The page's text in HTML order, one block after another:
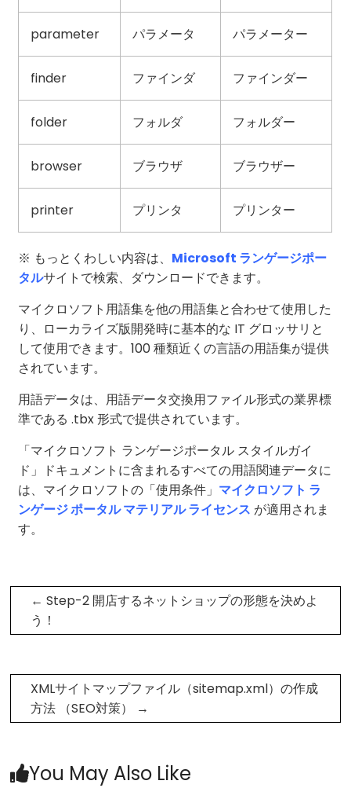
parameter パラメータ パラメーター
finder ファインダ ファインダー
folder フォルダ フォルダー
browser ブラウザ ブラウザー
printer プリンタ プリンター
※ もっとくわしい内容は、 Microsoft ランゲージポー
タルサイトで検索、ダウンロードできます。
マイクロソフト用語集を他の用語集と合わせて使用した
り、ローカライズ版開発時に基本的な IT グロッサリと
して使用できます。100 種類近くの言語の用語集が提供
されています。
用語データは、用語データ交換用ファイル形式の業界標
準である .tbx 形式で提供されています。
「マイクロソフト ランゲージポータル スタイルガイ
ド」ドキュメントに含まれるすべての用語関連データに
は、マイクロソフトの「使用条件」 マイクロソフト ラ
ンゲージ ポータル マテリアル ライセンス が適用されま
す。
← Step-2 開店するネットショップの形態を決めよ
う！
XMLサイトマップファイル（sitemap.xml）の作成
方法 （SEO対策）
→
You May Also Like